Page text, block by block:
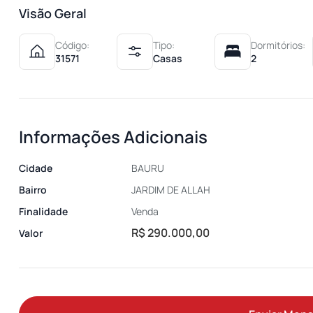
Visão Geral
Código:
31571
Tipo:
Casas
Dormitórios:
2
Informações Adicionais
Cidade
BAURU
Bairro
JARDIM DE ALLAH
Finalidade
Venda
Valor
R$ 290.000,00